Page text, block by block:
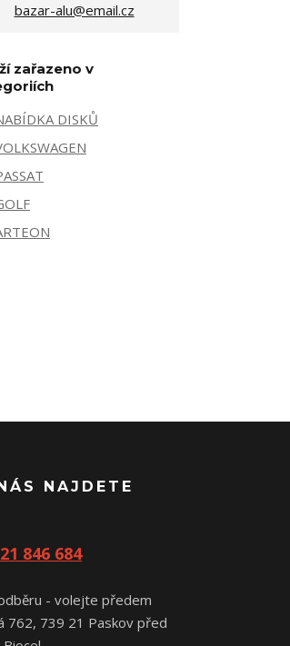
bazar-alu@email.cz
zařazeno v
DISKŮ
NAJDETE
846 684
- volejte předem
762, 739 21 Paskov před